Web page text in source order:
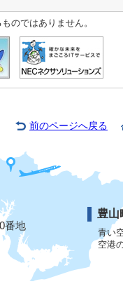
のではありません。
前のページへ戻る
番地
豊山
青い
空港